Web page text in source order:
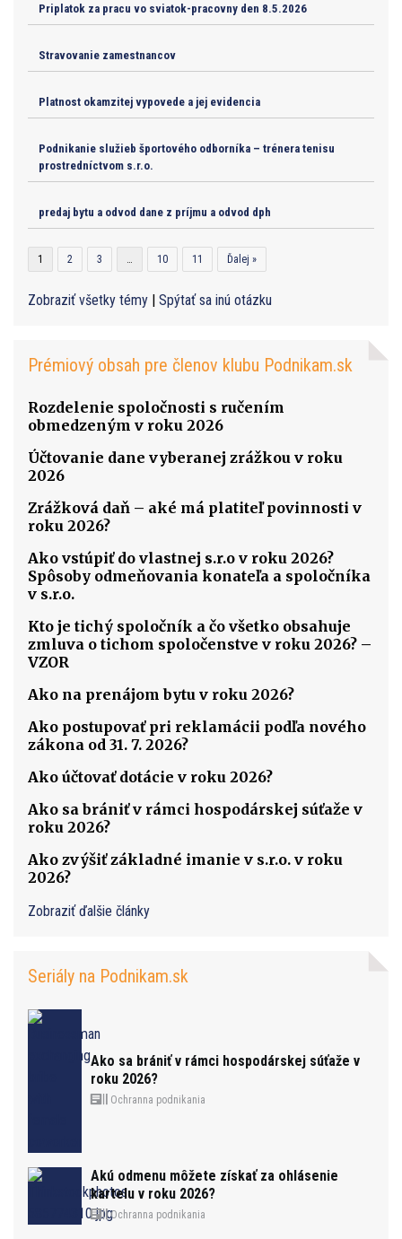
Priplatok za pracu vo sviatok-pracovny den 8.5.2026
Stravovanie zamestnancov
Platnost okamzitej vypovede a jej evidencia
Podnikanie služieb športového odborníka – trénera tenisu
prostredníctvom s.r.o.
predaj bytu a odvod dane z príjmu a odvod dph
1 2 3 10 11 Ďalej »
Zobraziť všetky témy | Spýtať sa inú otázku
Prémiový obsah pre členov klubu Podnikam.sk
Rozdelenie spoločnosti s ručením
obmedzeným v roku 2026
Účtovanie dane vyberanej zrážkou v roku
2026
Zrážková daň – aké má platiteľ povinnosti v
roku 2026?
Ako vstúpiť do vlastnej s.r.o v roku 2026?
Spôsoby odmeňovania konateľa a spoločníka
v s.r.o.
Kto je tichý spoločník a čo všetko obsahuje
zmluva o tichom spoločenstve v roku 2026? –
VZOR
Ako na prenájom bytu v roku 2026?
Ako postupovať pri reklamácii podľa nového
zákona od 31. 7. 2026?
Ako účtovať dotácie v roku 2026?
Ako sa brániť v rámci hospodárskej súťaže v
roku 2026?
Ako zvýšiť základné imanie v s.r.o. v roku
2026?
Zobraziť ďalšie články
Seriály na Podnikam.sk
Ako sa brániť v rámci hospodárskej súťaže v
roku 2026?
Ochranna podnikania
Akú odmenu môžete získať za ohlásenie
kartelu v roku 2026?
Ochranna podnikania